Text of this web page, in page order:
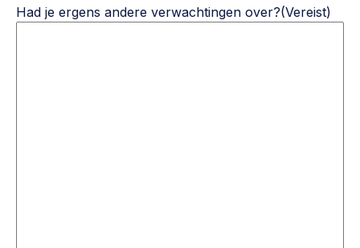
Had je ergens andere verwachtingen over?(Vereist)